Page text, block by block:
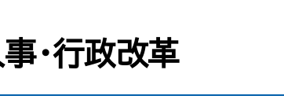
事・行政改革